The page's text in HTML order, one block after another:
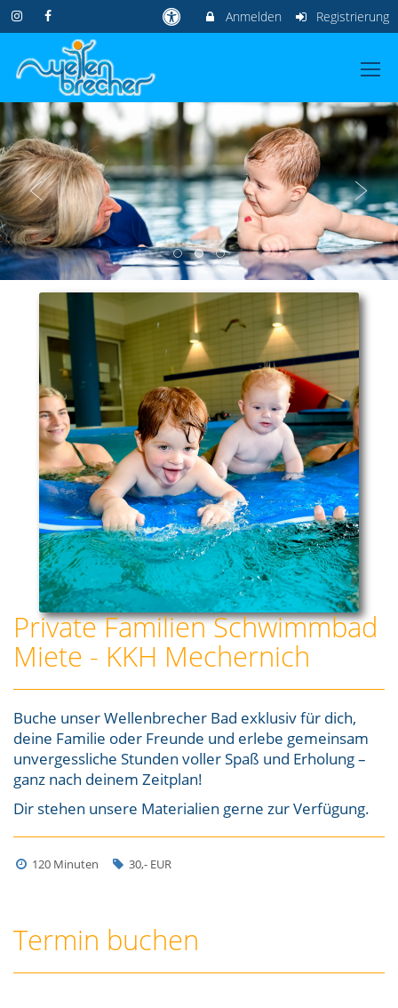
Anmelden Registrierung
Private Familien Schwimmbad
Miete - KKH Mechernich
Buche unser Wellenbrecher Bad exklusiv für dich,
deine Familie oder Freunde und erlebe gemeinsam
unvergessliche Stunden voller Spaß und Erholung –
ganz nach deinem Zeitplan!
Dir stehen unsere Materialien gerne zur Verfügung.
120 Minuten 30,- EUR
Termin buchen